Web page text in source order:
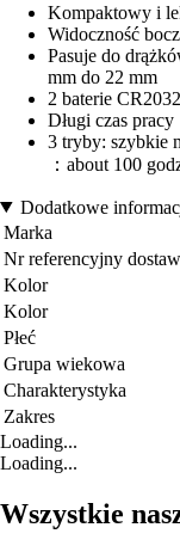
Kompaktowy i
Widoczność
Pasuje do
mm do 22 mm
2 baterie CR2032
Długi czas pracy
3 tryby: szybkie
：about 100
Dodatkowe
Marka
Nr referencyjny
Kolor
Kolor
Płeć
Grupa wiekowa
Charakterystyka
Zakres
Loading...
Loading...
Wszystkie